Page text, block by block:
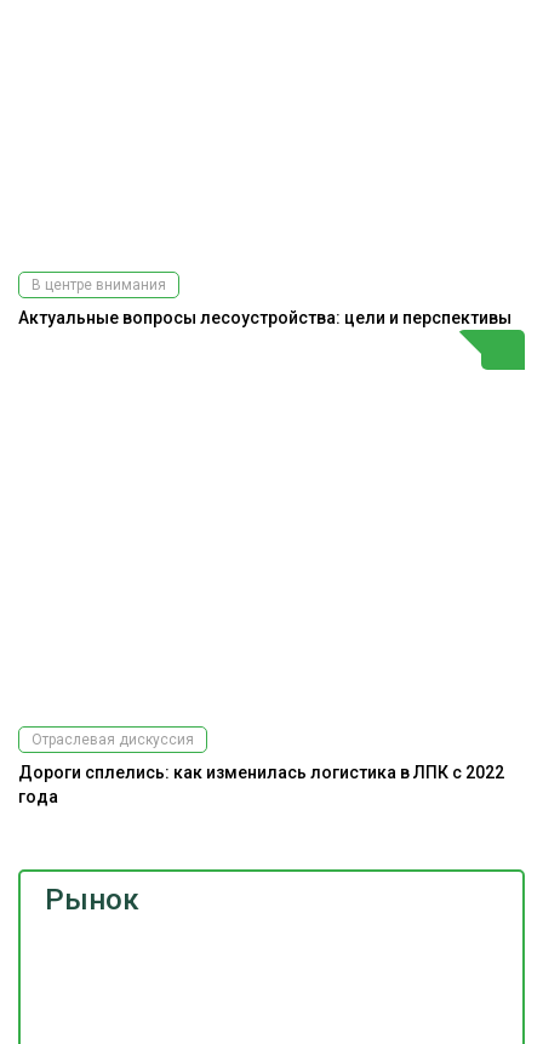
Рынок
В центре внимания
Актуальные вопросы лесоустройства: цели и перспективы
Отраслевая дискуссия
Дороги сплелись: как изменилась логистика в ЛПК с 2022
года